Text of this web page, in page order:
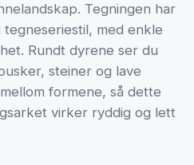
Tegningen har
med enkle
Rundt dyrene ser du
steiner og lave
formene, så dette
virker ryddig og lett